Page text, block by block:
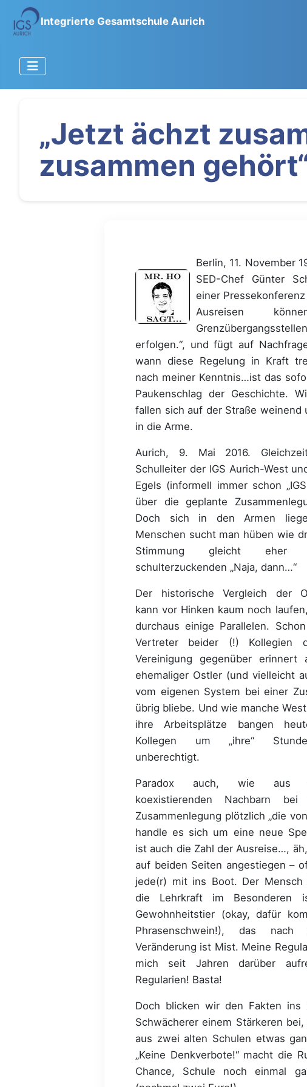
Integrierte Gesamtschule Aurich
„Jetzt ächzt
zusammen
Berlin, 11. November
SED-Chef Günter
einer
Ausreisen
erfolgen.“, und fügt auf
wann diese Regelung in Kraft
nach meiner Kenntnis…ist das
Paukenschlag der Geschichte.
fallen sich auf der Straße weinend
in die Arme.
Aurich, 9. Mai 2016.
Schulleiter der IGS Aurich-West
Egels (informell immer schon
über die geplante
Doch sich in den Armen
Menschen sucht man hüben wie
Stimmung gleicht eher
schulterzuckenden „Naja, dann…“
Der historische Vergleich der
kann vor Hinken kaum noch
durchaus einige Parallelen.
Vertreter beider (!) Kollegien
Vereinigung gegenüber
ehemaliger Ostler (und vielleicht
vom eigenen System bei einer
übrig bliebe. Und wie manche
ihre Arbeitsplätze bangen
Kollegen um „ihre“
unberechtigt.
Paradox auch, wie aus
koexistierenden Nachbarn
Zusammenlegung plötzlich „die
handle es sich um eine neue
ist auch die Zahl der Ausreise…,
auf beiden Seiten angestiegen –
jede(r) mit ins Boot. Der Mensch
die Lehrkraft im Besonderen
Gewohnheitstier (okay, dafür
Phrasenschwein!), das
Veränderung ist Mist. Meine
mich seit Jahren darüber
Regularien! Basta!
Doch blicken wir den Fakten
Schwächerer einem Stärkeren
aus zwei alten Schulen etwas
„Keine Denkverbote!“ macht die
Chance, Schule noch einmal